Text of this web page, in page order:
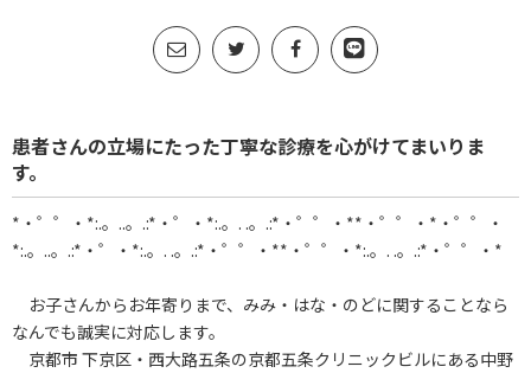
患者さんの立場にたった丁寧な診療を心がけてまいりま
す。
*・゜゜・*:.。..。.:*・゜・*:.。. .。.:*・゜゜・**・゜゜・*・゜゜・
*:.。..。.:*・゜・*:.。. .。.:*・゜゜・**・゜゜・*:.。. .。.:*・゜゜・*
お子さんからお年寄りまで、みみ・はな・のどに関することなら
なんでも誠実に対応します。
京都市 下京区・西大路五条の京都五条クリニックビルにある中野